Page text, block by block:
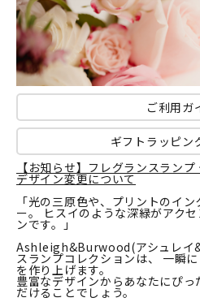
ご利用ガ
ギフトラッピン
【お知らせ】フレグランスラン
デザイン変更について
「光の三原色や、プリントのイ
ー。 ヒスイのような深緑がアク
ンです。」
Ashleigh&Burwood(アシュレイ
スランプコレクションは、 一瞬
を作り上げます。
豊富なデザインからあなたにぴ
だけることでしょう。